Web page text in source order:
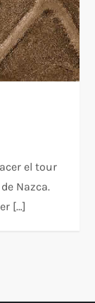
el tour
Nazca.
[…]